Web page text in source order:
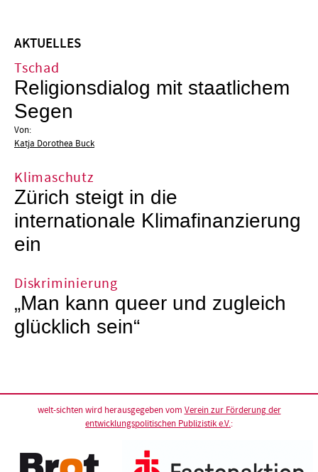
AKTUELLES
Tschad
Religionsdialog mit staatlichem
Segen
Von:
Katja Dorothea Buck
Klimaschutz
Zürich steigt in die
internationale Klimafinanzierung
ein
Diskriminierung
„Man kann queer und zugleich
glücklich sein“
welt-sichten wird herausgegeben vom Verein zur Förderung der
entwicklungspolitischen Publizistik e.V.: